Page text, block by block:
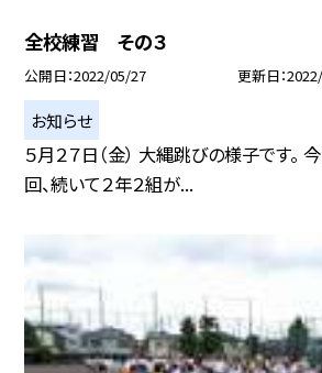
全校練習 その３
公開日 2022/05/27 更新日
お知らせ
５月２７日（金） 大縄跳びの様子です。
回、続いて２年２組が...